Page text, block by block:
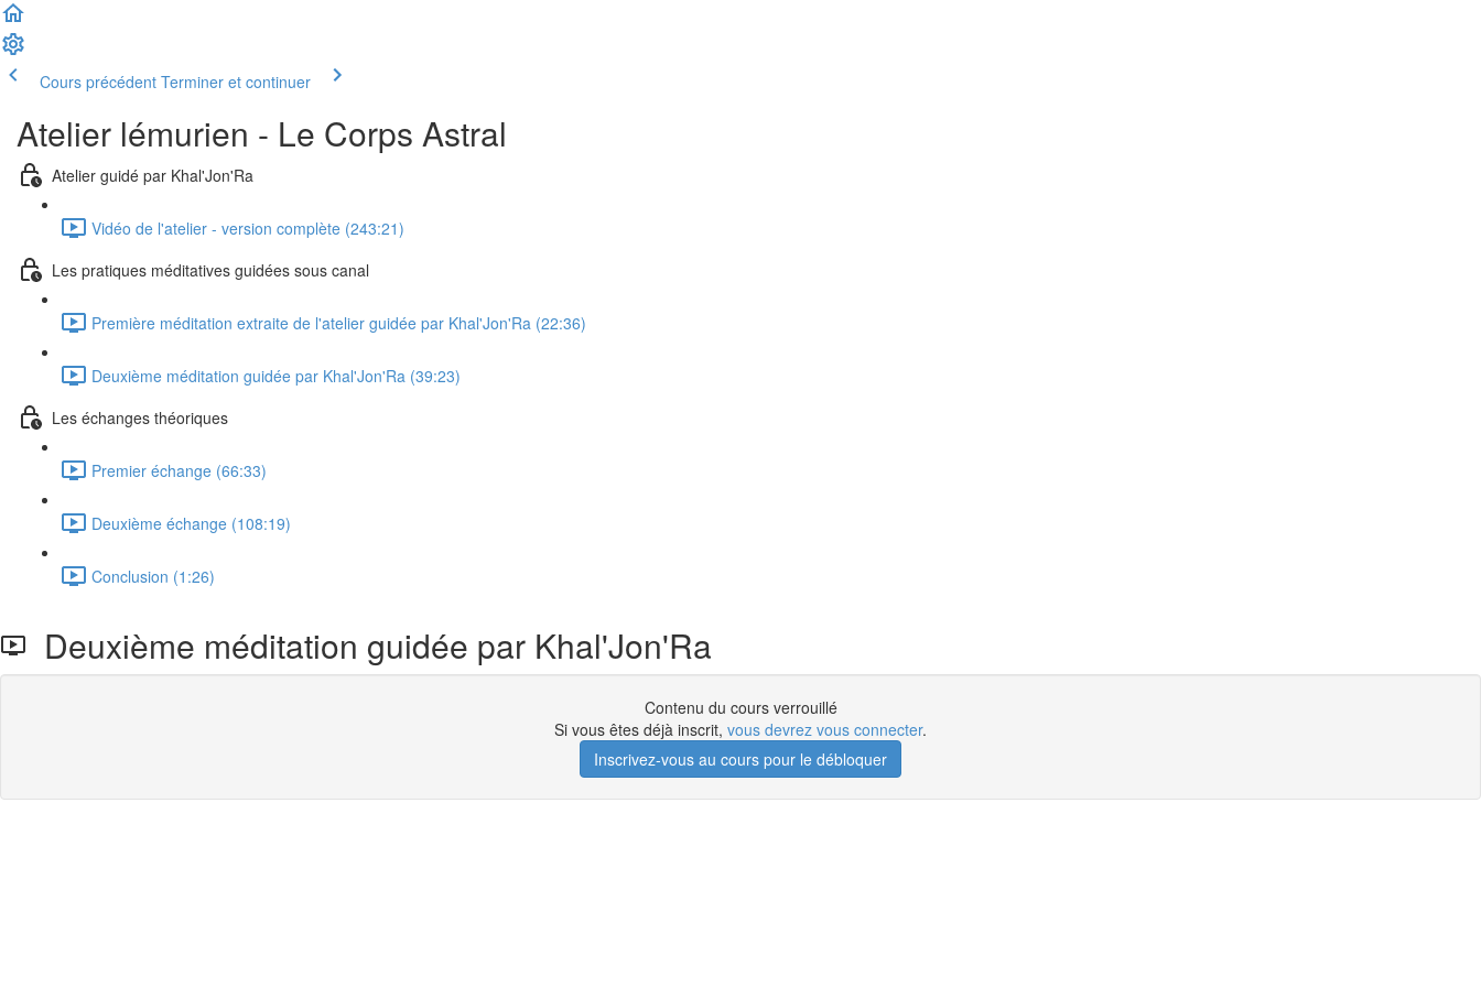
Cours précédent Terminer et continuer
Atelier lémurien - Le Corps Astral
Atelier guidé par Khal'Jon'Ra
Vidéo de l'atelier - version complète (243:21)
Les pratiques méditatives guidées sous canal
Première méditation extraite de l'atelier guidée par Khal'Jon'Ra (22:36)
Deuxième méditation guidée par Khal'Jon'Ra (39:23)
Les échanges théoriques
Premier échange (66:33)
Deuxième échange (108:19)
Conclusion (1:26)
Deuxième méditation guidée par Khal'Jon'Ra
Contenu du cours verrouillé
Si vous êtes déjà inscrit, vous devrez vous connecter.
Inscrivez-vous au cours pour le débloquer